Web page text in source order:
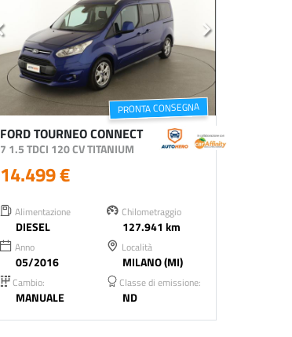
PRONTA CONSEGNA
FORD TOURNEO CONNECT
7 1.5 TDCI 120 CV TITANIUM
14.499 €
Alimentazione
DIESEL
Chilometraggio
127.941 km
Anno
05/2016
Località
MILANO (MI)
Cambio:
MANUALE
Classe di emissione:
ND